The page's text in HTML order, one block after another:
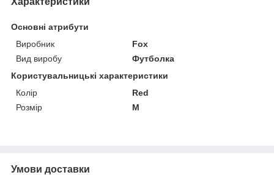
Основні атрибути
Виробник
Fox
Вид виробу
Футболка
Користувальницькі характеристики
Колір
Red
Розмір
M
Умови доставки